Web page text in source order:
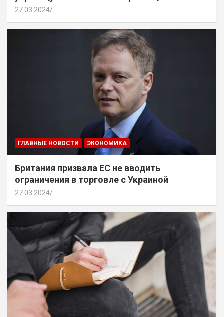
27.03.2024 .
ГЛАВНЫЕ НОВОСТИ ЭКОНОМИКА
Британия призвала ЕС не вводить
ограничения в торговле с Украиной
27.03.2024